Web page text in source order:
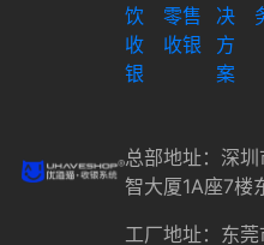
饮
收
银
零售
收银
决
方
案
总部地址：深
智大厦1A座7楼
工厂地址：东